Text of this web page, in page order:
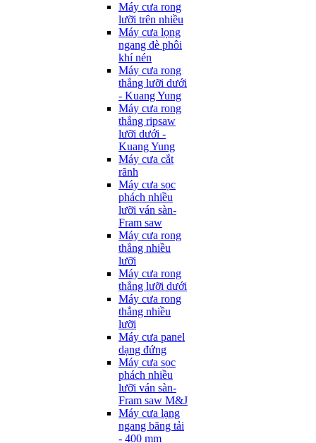
Máy cưa rong
lưỡi trên nhiều
Máy cưa lọng
ngang đè phôi
khí nén
Máy cưa rong
thẳng lưỡi dưới
- Kuang Yung
Máy cưa rong
thẳng ripsaw
lưỡi dưới -
Kuang Yung
Máy cưa cắt
rãnh
Máy cưa sọc
phách nhiều
lưỡi ván sàn-
Fram saw
Máy cưa rong
thẳng nhiều
lưỡi
Máy cưa rong
thẳng lưỡi dưới
Máy cưa rong
thẳng nhiều
lưỡi
Máy cưa panel
dạng đứng
Máy cưa sọc
phách nhiều
lưỡi ván sàn-
Fram saw M&J
Máy cưa lạng
ngang băng tải
- 400 mm